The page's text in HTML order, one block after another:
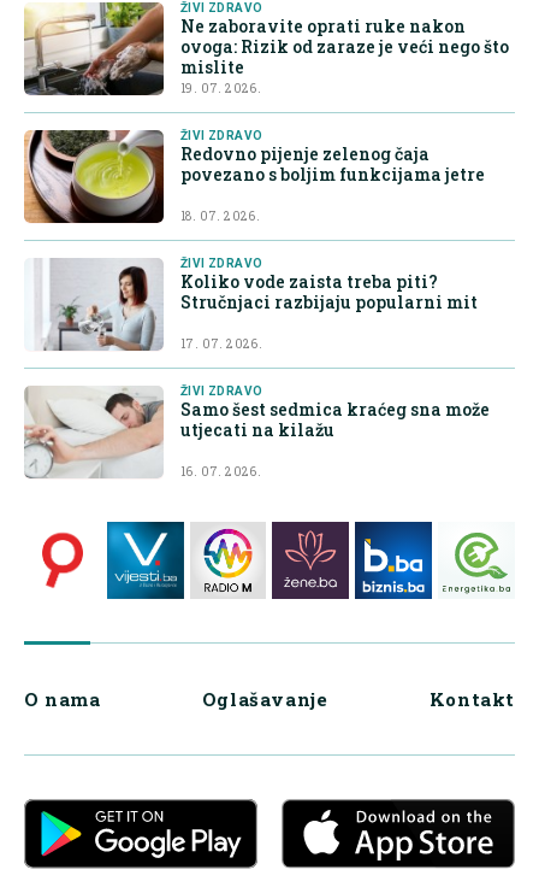
ŽIVI ZDRAVO
Ne zaboravite oprati ruke nakon
ovoga: Rizik od zaraze je veći nego što
mislite
19. 07. 2026.
ŽIVI ZDRAVO
Redovno pijenje zelenog čaja
povezano s boljim funkcijama jetre
18. 07. 2026.
ŽIVI ZDRAVO
Koliko vode zaista treba piti?
Stručnjaci razbijaju popularni mit
17. 07. 2026.
ŽIVI ZDRAVO
Samo šest sedmica kraćeg sna može
utjecati na kilažu
16. 07. 2026.
O nama Oglašavanje Kontakt